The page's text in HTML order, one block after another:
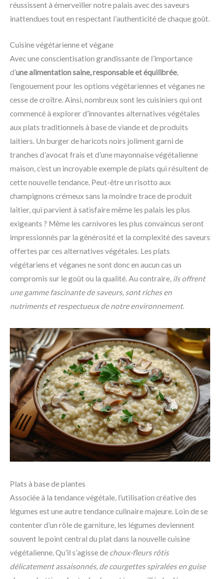
réussissent à émerveiller notre palais avec des saveurs
inattendues tout en respectant l’authenticité de chaque goût.
Cuisine végétarienne et végane
Avec une conscientisation grandissante de l’importance
d’une alimentation saine, responsable et équilibrée,
l’engouement pour les options végétariennes et véganes ne
cesse de croître. Ainsi, nombreux sont les cuisiniers qui ont
commencé à explorer d’innovantes alternatives végétales
aux plats traditionnels à base de viande et de produits
laitiers. Un burger de haricots noirs joliment garni de
tranches d’avocat frais et d’une mayonnaise végétalienne
maison, c’est un incroyable exemple de plats qui résultent de
cette nouvelle tendance. Peut-être un risotto aux
champignons crémeux sans la moindre trace de produit
laitier, qui parvient à satisfaire même les palais les plus
exigeants ? Même les carnivores les plus convaincus seront
impressionnés par la générosité et la complexité des saveurs
offertes par ces alternatives végétales. Les plats
végétariens et véganes ne sont donc en aucun cas un
compromis sur le goût ou la qualité. Au contraire, ils offrent
une gamme fascinante de saveurs, sont riches en
nutriments et respectueux de notre environnement.
Plats à base de plantes
Associée à la tendance végétale, l’utilisation créative des
légumes est une autre tendance culinaire majeure. Loin de se
contenter d’un rôle de garniture, les légumes deviennent
souvent le point central du plat dans la nouvelle cuisine
végétalienne. Qu’il s’agisse de choux-fleurs rôtis
délicatement assaisonnés, de courgettes spiralées en guise